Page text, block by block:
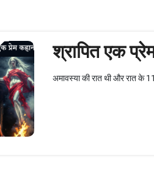
श्रापित एक
अमावस्या की रात थी और रात के